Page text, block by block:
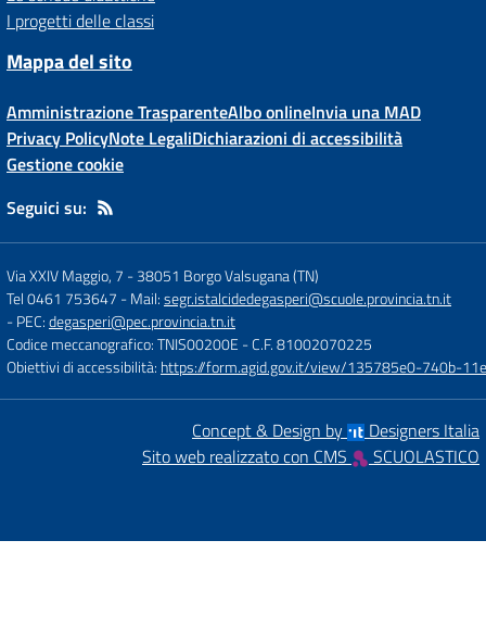
I progetti delle classi
Mappa del sito
Amministrazione TrasparenteAlbo onlineInvia una MAD
Privacy PolicyNote LegaliDichiarazioni di accessibilità
Gestione cookie
Seguici su:
Via XXIV Maggio, 7 -38051 Borgo Valsugana (TN)
Tel 0461 753647 - Mail:segr.istalcidedegasperi@scuole.provincia.tn.it
- PEC:degasperi@pec.provincia.tn.it
Codice meccanografico: TNIS00200E - C.F. 81002070225
Obiettivi di accessibilità: https://form.agid.gov.it/view/135785e0-740b-
Concept & Design by
Designers Italia
Sito web realizzato con CMS
SCUOLASTICO